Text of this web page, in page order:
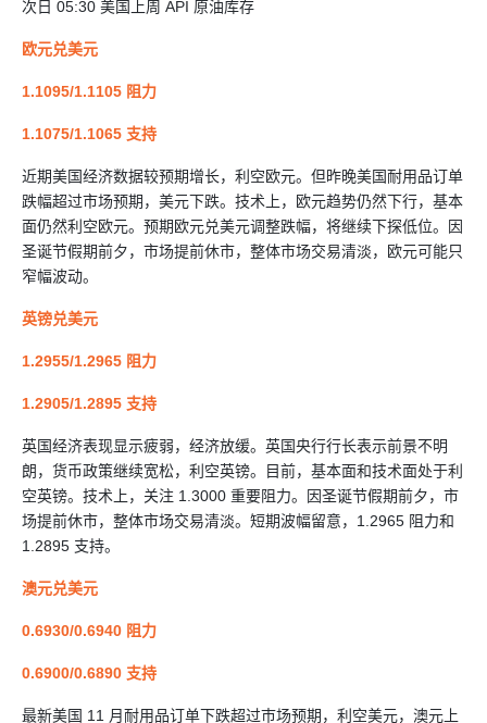
次日 05:30 美国上周 API 原油库存
欧元兑美元
1.1095/1.1105 阻力
1.1075/1.1065 支持
近期美国经济数据较预期增长，利空欧元。但昨晚美国耐用品订单
跌幅超过市场预期，美元下跌。技术上，欧元趋势仍然下行，基本
面仍然利空欧元。预期欧元兑美元调整跌幅，将继续下探低位。因
圣诞节假期前夕，市场提前休市，整体市场交易清淡，欧元可能只
窄幅波动。
英镑兑美元
1.2955/1.2965 阻力
1.2905/1.2895 支持
英国经济表现显示疲弱，经济放缓。英国央行行长表示前景不明
朗，货币政策继续宽松，利空英镑。目前，基本面和技术面处于利
空英镑。技术上，关注 1.3000 重要阻力。因圣诞节假期前夕，市
场提前休市，整体市场交易清淡。短期波幅留意，1.2965 阻力和
1.2895 支持。
澳元兑美元
0.6930/0.6940 阻力
0.6900/0.6890 支持
最新美国 11 月耐用品订单下跌超过巿场预期，利空美元，澳元上